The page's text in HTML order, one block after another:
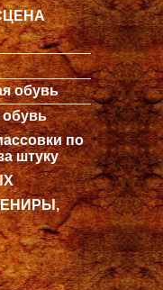
обувь
обувь
по
штуку